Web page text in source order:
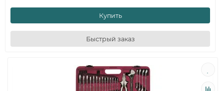
Купить
Быстрый заказ